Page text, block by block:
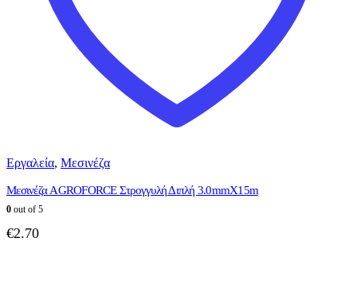
Εργαλεία, Μεσινέζα
Μεσινέζα AGROFORCE Στρογγυλή Διπλή 3.0mmX15m
0 out of 5
€2.70